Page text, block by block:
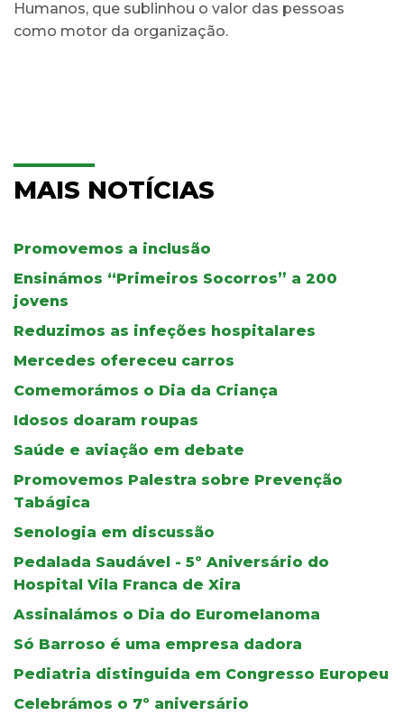
Humanos, que sublinhou o valor das pessoas
como motor da organização.
MAIS NOTÍCIAS
Promovemos a inclusão
Ensinámos “Primeiros Socorros” a 200
jovens
Reduzimos as infeções hospitalares
Mercedes ofereceu carros
Comemorámos o Dia da Criança
Idosos doaram roupas
Saúde e aviação em debate
Promovemos Palestra sobre Prevenção
Tabágica
Senologia em discussão
Pedalada Saudável - 5º Aniversário do
Hospital Vila Franca de Xira
Assinalámos o Dia do Euromelanoma
Só Barroso é uma empresa dadora
Pediatria distinguida em Congresso Europeu
Celebrámos o 7º aniversário